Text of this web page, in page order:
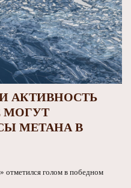
АКТИВНОСТЬ
МОГУТ
МЕТАНА В